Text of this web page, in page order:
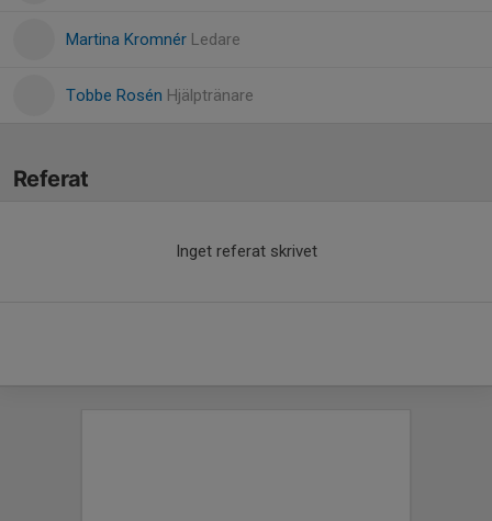
Martina Kromnér Ledare
Tobbe Rosén Hjälptränare
Referat
Inget referat skrivet